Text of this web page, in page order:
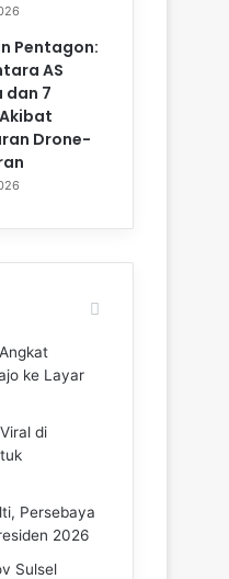
Pentagon:
AS
dan 7
Drone-
ke Layar
di
Persebaya
2026
Sulsel